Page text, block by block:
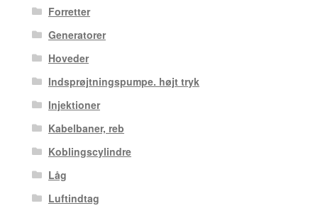
Forretter
Generatorer
Hoveder
Indsprøjtningspumpe. højt tryk
Injektioner
Kabelbaner, reb
Koblingscylindre
Låg
Luftindtag